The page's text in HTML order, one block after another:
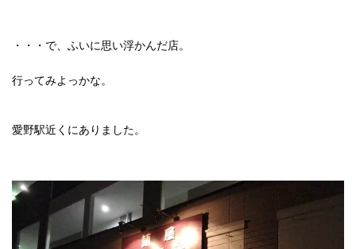
・・・で、ふいに思い浮かんだ店。
行ってみよっかな。
愛野駅近くにありました。